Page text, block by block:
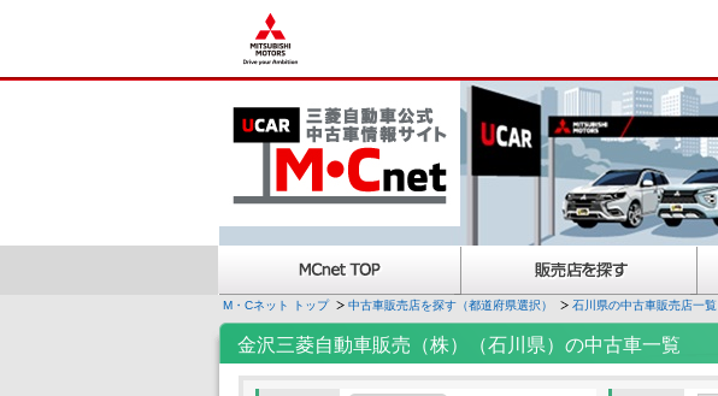
M・Cネット トップ 中古車販売店を探す（都道府県選択） 石川県の中古車販売店一覧
金沢三菱自動車販売（株）（石川県）の中古車一覧